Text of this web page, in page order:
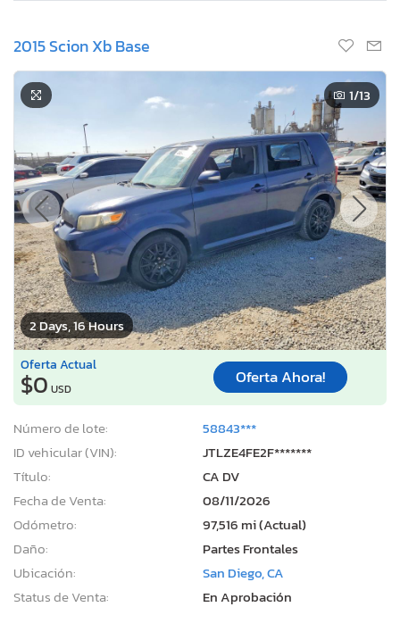
2015 Scion Xb Base
2 Days, 16 Hours
1/13
Oferta Actual
$0 USD
Oferta Ahora!
Número de lote:
58843***
ID vehicular (VIN):
JTLZE4FE2F*******
Título:
CA DV
Fecha de Venta:
08/11/2026
Odómetro:
97,516 mi (Actual)
Daño:
Partes Frontales
Ubicación:
San Diego, CA
Status de Venta:
En Aprobación